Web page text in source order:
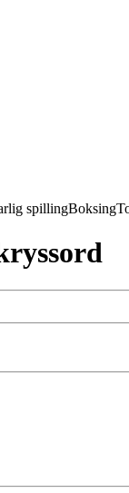
spillingBoksing